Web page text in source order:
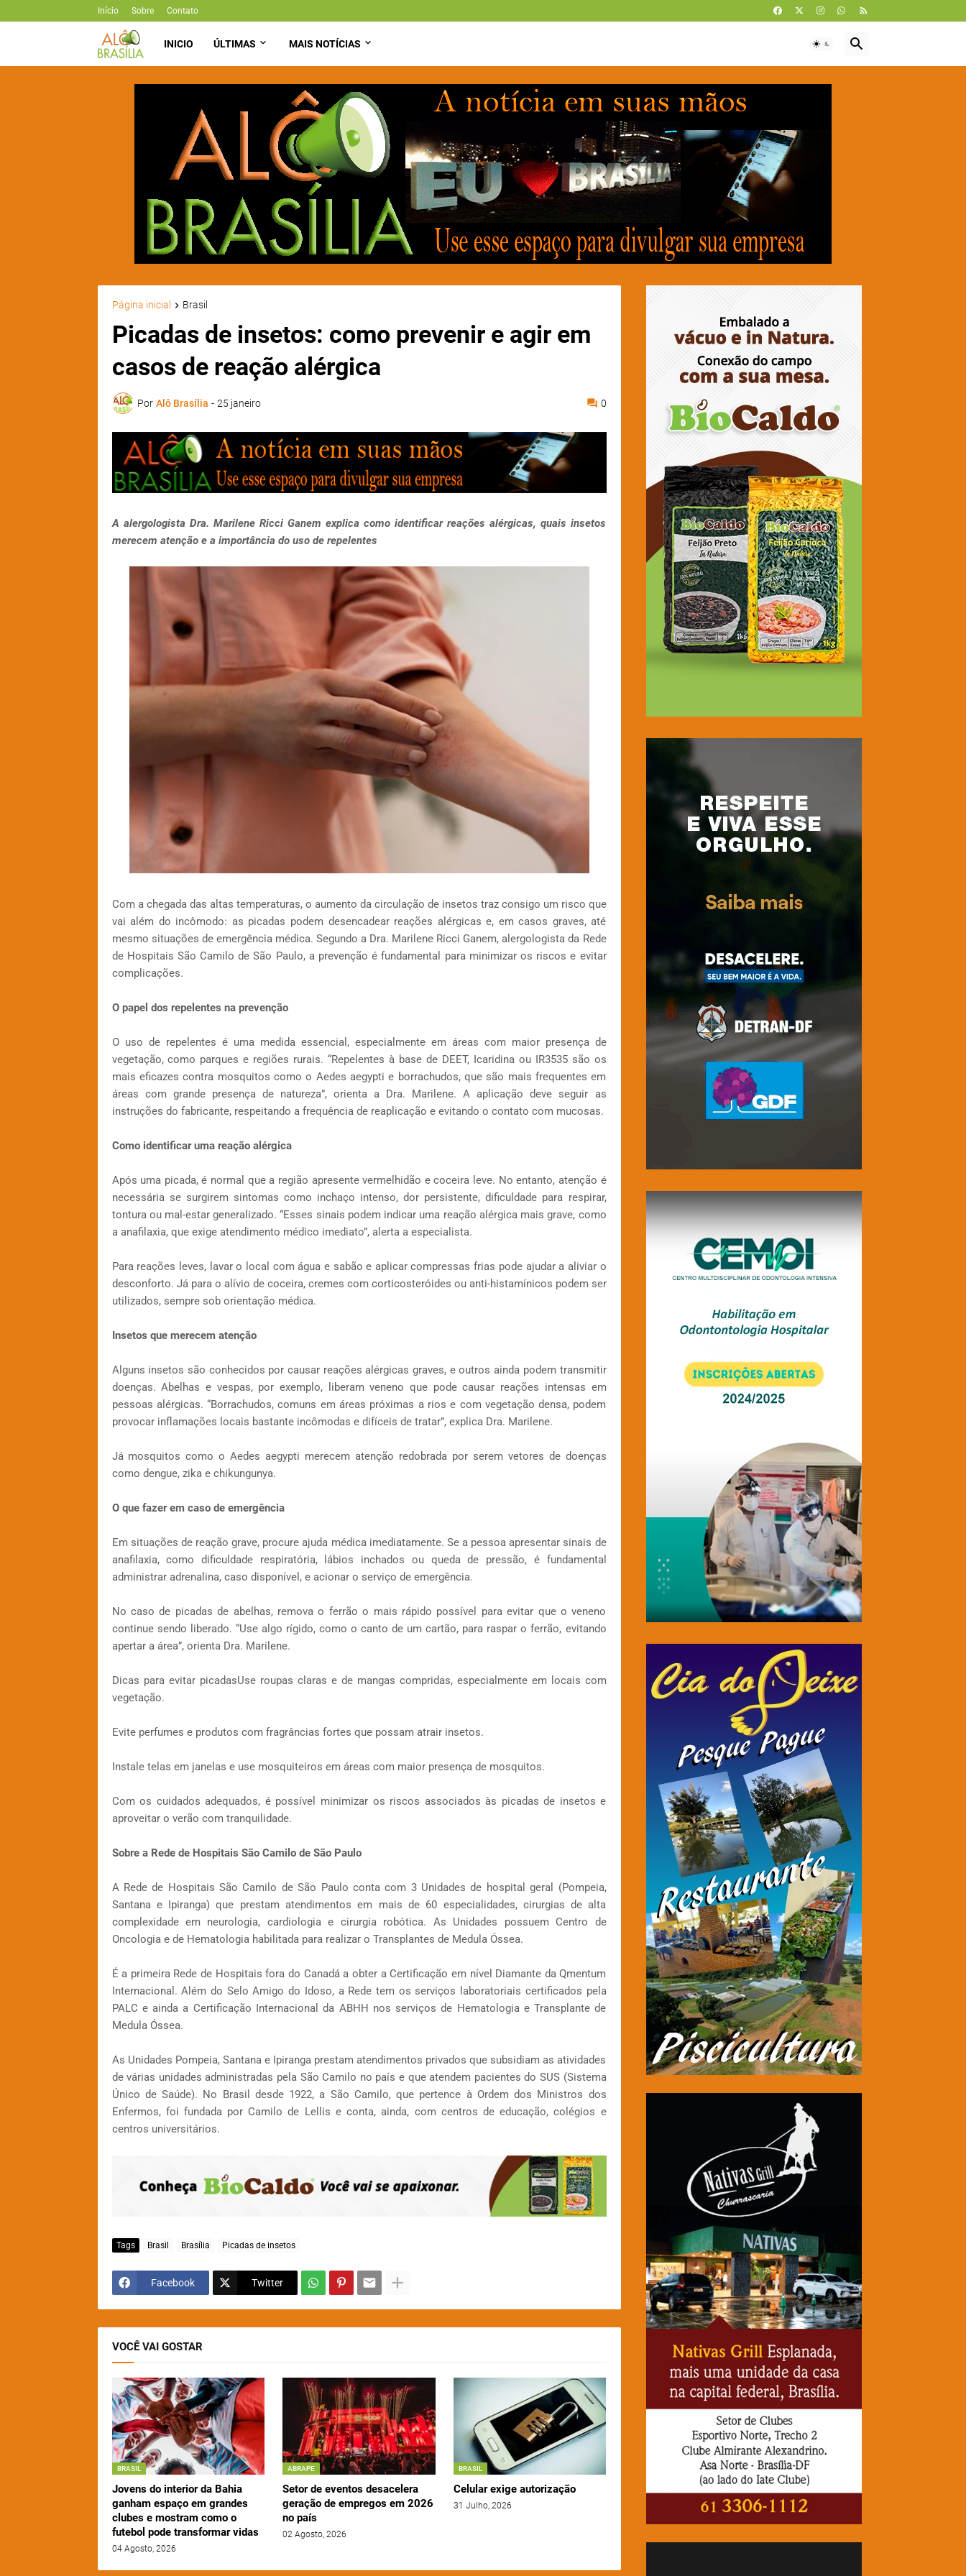
Início Sobre Contato
INICIO ÚLTIMAS MAIS NOTÍCIAS
Página inicial Brasil
Picadas de insetos: como prevenir e agir em
casos de reação alérgica
Por Alô Brasília - 25 janeiro 0
A alergologista Dra. Marilene Ricci Ganem explica como identificar reações alérgicas, quais insetos
merecem atenção e a importância do uso de repelentes
Com a chegada das altas temperaturas, o aumento da circulação de insetos traz consigo um risco que
vai além do incômodo: as picadas podem desencadear reações alérgicas e, em casos graves, até
mesmo situações de emergência médica. Segundo a Dra. Marilene Ricci Ganem, alergologista da Rede
de Hospitais São Camilo de São Paulo, a prevenção é fundamental para minimizar os riscos e evitar
complicações.
O papel dos repelentes na prevenção
O uso de repelentes é uma medida essencial, especialmente em áreas com maior presença de
vegetação, como parques e regiões rurais. “Repelentes à base de DEET, Icaridina ou IR3535 são os
mais eficazes contra mosquitos como o Aedes aegypti e borrachudos, que são mais frequentes em
áreas com grande presença de natureza”, orienta a Dra. Marilene. A aplicação deve seguir as
instruções do fabricante, respeitando a frequência de reaplicação e evitando o contato com mucosas.
Como identificar uma reação alérgica
Após uma picada, é normal que a região apresente vermelhidão e coceira leve. No entanto, atenção é
necessária se surgirem sintomas como inchaço intenso, dor persistente, dificuldade para respirar,
tontura ou mal-estar generalizado. “Esses sinais podem indicar uma reação alérgica mais grave, como
a anafilaxia, que exige atendimento médico imediato”, alerta a especialista.
Para reações leves, lavar o local com água e sabão e aplicar compressas frias pode ajudar a aliviar o
desconforto. Já para o alívio de coceira, cremes com corticosteróides ou anti-histamínicos podem ser
utilizados, sempre sob orientação médica.
Insetos que merecem atenção
Alguns insetos são conhecidos por causar reações alérgicas graves, e outros ainda podem transmitir
doenças. Abelhas e vespas, por exemplo, liberam veneno que pode causar reações intensas em
pessoas alérgicas. “Borrachudos, comuns em áreas próximas a rios e com vegetação densa, podem
provocar inflamações locais bastante incômodas e difíceis de tratar”, explica Dra. Marilene.
Já mosquitos como o Aedes aegypti merecem atenção redobrada por serem vetores de doenças
como dengue, zika e chikungunya.
O que fazer em caso de emergência
Em situações de reação grave, procure ajuda médica imediatamente. Se a pessoa apresentar sinais de
anafilaxia, como dificuldade respiratória, lábios inchados ou queda de pressão, é fundamental
administrar adrenalina, caso disponível, e acionar o serviço de emergência.
No caso de picadas de abelhas, remova o ferrão o mais rápido possível para evitar que o veneno
continue sendo liberado. “Use algo rígido, como o canto de um cartão, para raspar o ferrão, evitando
apertar a área”, orienta Dra. Marilene.
Dicas para evitar picadasUse roupas claras e de mangas compridas, especialmente em locais com
vegetação.
Evite perfumes e produtos com fragrâncias fortes que possam atrair insetos.
Instale telas em janelas e use mosquiteiros em áreas com maior presença de mosquitos.
Com os cuidados adequados, é possível minimizar os riscos associados às picadas de insetos e
aproveitar o verão com tranquilidade.
Sobre a Rede de Hospitais São Camilo de São Paulo
A Rede de Hospitais São Camilo de São Paulo conta com 3 Unidades de hospital geral (Pompeia,
Santana e Ipiranga) que prestam atendimentos em mais de 60 especialidades, cirurgias de alta
complexidade em neurologia, cardiologia e cirurgia robótica. As Unidades possuem Centro de
Oncologia e de Hematologia habilitada para realizar o Transplantes de Medula Óssea.
É a primeira Rede de Hospitais fora do Canadá a obter a Certificação em nível Diamante da Qmentum
Internacional. Além do Selo Amigo do Idoso, a Rede tem os serviços laboratoriais certificados pela
PALC e ainda a Certificação Internacional da ABHH nos serviços de Hematologia e Transplante de
Medula Óssea.
As Unidades Pompeia, Santana e Ipiranga prestam atendimentos privados que subsidiam as atividades
de várias unidades administradas pela São Camilo no país e que atendem pacientes do SUS (Sistema
Único de Saúde). No Brasil desde 1922, a São Camilo, que pertence à Ordem dos Ministros dos
Enfermos, foi fundada por Camilo de Lellis e conta, ainda, com centros de educação, colégios e
centros universitários.
Tags Brasil Brasília Picadas de insetos
Facebook Twitter
VOCÊ VAI GOSTAR
BRASIL
Jovens do interior da Bahia
ganham espaço em grandes
clubes e mostram como o
futebol pode transformar vidas
04 Agosto, 2026
ABRAPE
Setor de eventos desacelera
geração de empregos em 2026
no país
02 Agosto, 2026
BRASIL
Celular exige autorização
31 Julho, 2026